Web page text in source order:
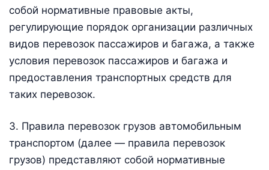
собой нормативные правовые акты,
регулирующие порядок организации различных
видов перевозок пассажиров и багажа, а также
условия перевозок пассажиров и багажа и
предоставления транспортных средств для
таких перевозок.
3. Правила перевозок грузов автомобильным
транспортом (далее — правила перевозок
грузов) представляют собой нормативные